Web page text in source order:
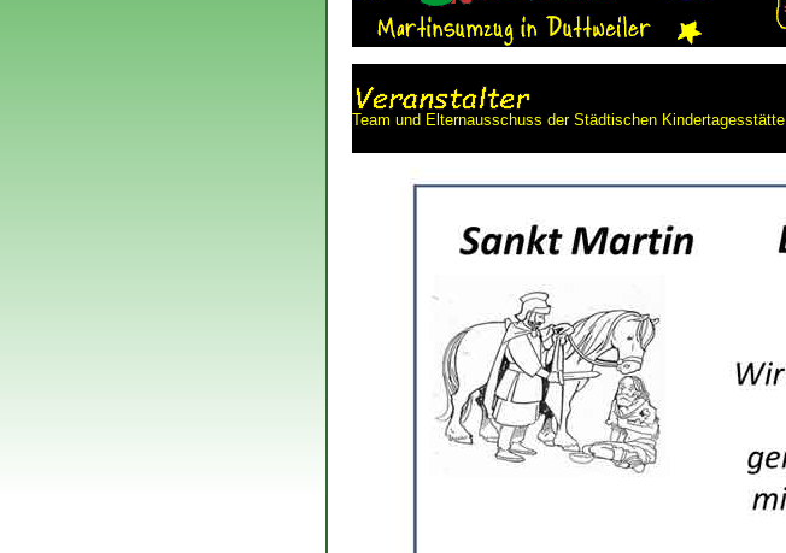
Team und Elternausschuss der Städtischen Kindertagesstätte